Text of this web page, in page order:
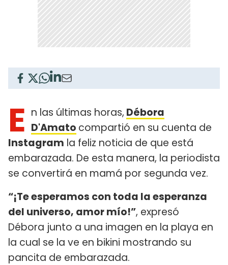
E n las últimas horas, Débora
D'Amato compartió en su cuenta de
Instagram la feliz noticia de que está
embarazada. De esta manera, la periodista
se convertirá en mamá por segunda vez.
“¡Te esperamos con toda la esperanza
del universo, amor mío!”, expresó
Débora junto a una imagen en la playa en
la cual se la ve en bikini mostrando su
pancita de embarazada.